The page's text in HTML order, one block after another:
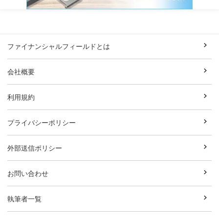
ファイナンシャルフィールドとは
会社概要
利用規約
プライバシーポリシー
外部送信ポリシー
お問い合わせ
執筆者一覧